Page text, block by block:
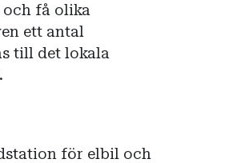
och få olika
ett antal
till det lokala
för elbil och